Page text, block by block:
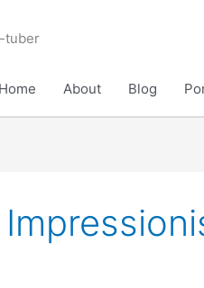
tuber
Home About Blog